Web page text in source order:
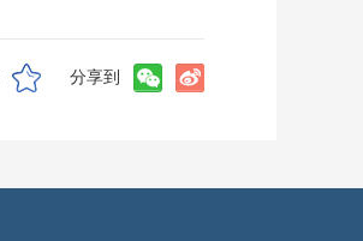
分享到